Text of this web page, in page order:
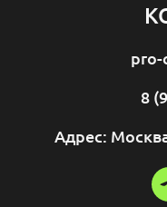
pro-
8
Адрес: